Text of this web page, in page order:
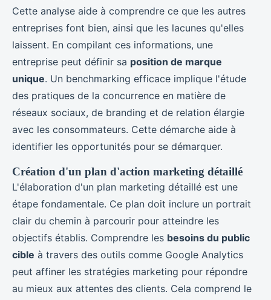
Cette analyse aide à comprendre ce que les autres
entreprises font bien, ainsi que les lacunes qu'elles
laissent. En compilant ces informations, une
entreprise peut définir sa position de marque
unique. Un benchmarking efficace implique l'étude
des pratiques de la concurrence en matière de
réseaux sociaux, de branding et de relation élargie
avec les consommateurs. Cette démarche aide à
identifier les opportunités pour se démarquer.
Création d'un plan d'action marketing détaillé
L'élaboration d'un plan marketing détaillé est une
étape fondamentale. Ce plan doit inclure un portrait
clair du chemin à parcourir pour atteindre les
objectifs établis. Comprendre les besoins du public
cible à travers des outils comme Google Analytics
peut affiner les stratégies marketing pour répondre
au mieux aux attentes des clients. Cela comprend le